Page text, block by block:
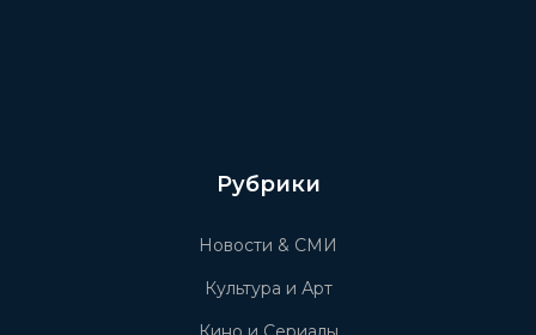
Рубрики
Новости & СМИ
Культура и Арт